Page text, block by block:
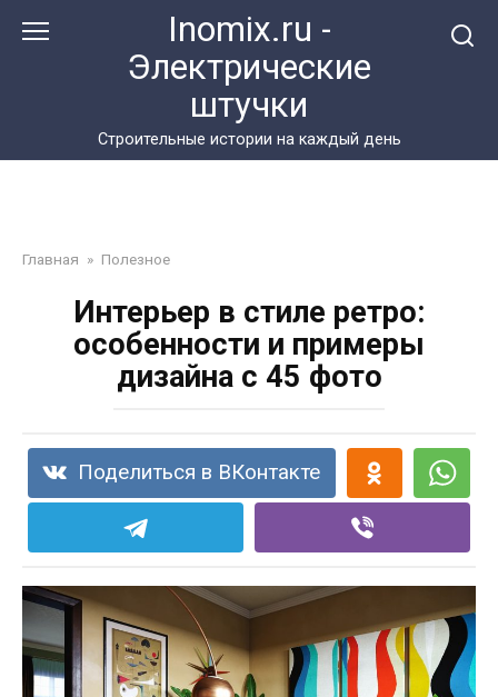
Inomix.ru -
Электрические
штучки
Cтроительные истории на каждый день
Главная » Полезное
Интерьер в стиле ретро:
особенности и примеры
дизайна с 45 фото
Поделиться в ВКонтакте